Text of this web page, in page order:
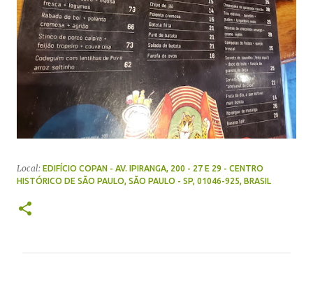
Local: EDIFÍCIO COPAN - AV. IPIRANGA, 200 - 27 E 29 - CENTRO
HISTÓRICO DE SÃO PAULO, SÃO PAULO - SP, 01046-925, BRASIL